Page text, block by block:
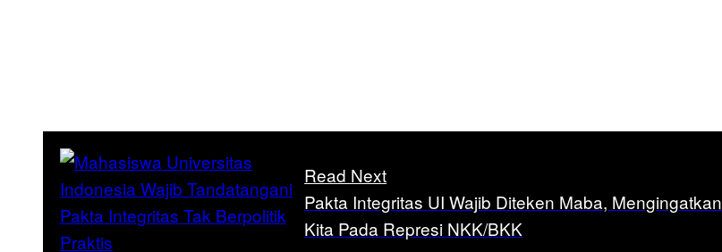
Read Next
Pakta Integritas UI Wajib Diteken Maba, Mengingatkan
Kita Pada Represi NKK/BKK